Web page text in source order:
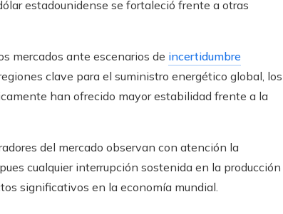
estadounidense se fortaleció frente a otras
mercados ante escenarios de incertidumbre
clave para el suministro energético global, los
han ofrecido mayor estabilidad frente a la
del mercado observan con atención la
cualquier interrupción sostenida en la producción
significativos en la economía mundial.